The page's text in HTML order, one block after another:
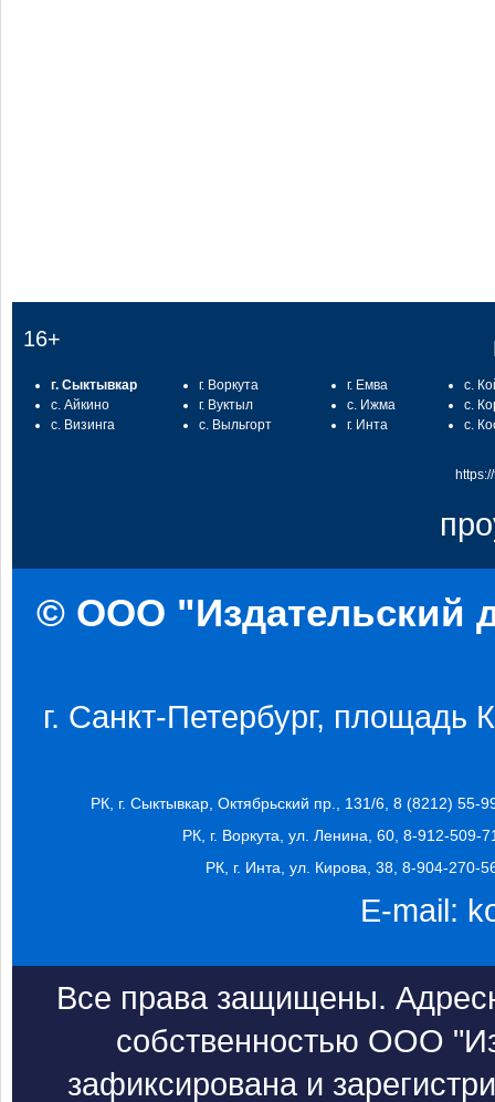
16+
г. Сыктывкар
с. Айкино
с. Визинга
г. Воркута
г. Вуктыл
с. Выльгорт
г. Емва
с. Ижма
г. Инта
с.
с.
с.
© ООО "Издательский
г. Санкт-Петербург, площадь
РК, г. Сыктывкар, Октябрьский пр., 131/6, 8 (8212) 55-
РК, г. Воркута, ул. Ленина, 60, 8-912-509-
РК, г. Инта, ул. Кирова, 38, 8-904-270-
E-mail:
Все права защищены.
собственностью ООО
зафиксирована и